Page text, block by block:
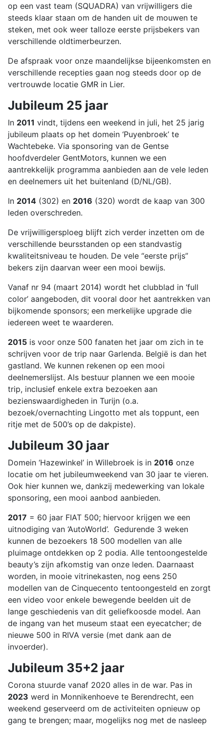
op een vast team (SQUADRA) van vrijwilligers die
steeds klaar staan om de handen uit de mouwen te
steken, met ook weer talloze eerste prijsbekers van
verschillende oldtimerbeurzen.
De afspraak voor onze maandelijkse bijeenkomsten en
verschillende recepties gaan nog steeds door op de
vertrouwde locatie GMR in Lier.
Jubileum 25 jaar
In 2011 vindt, tijdens een weekend in juli, het 25 jarig
jubileum plaats op het domein ‘Puyenbroek’ te
Wachtebeke. Via sponsoring van de Gentse
hoofdverdeler GentMotors, kunnen we een
aantrekkelijk programma aanbieden aan de vele leden
en deelnemers uit het buitenland (D/NL/GB).
In 2014 (302) en 2016 (320) wordt de kaap van 300
leden overschreden.
De vrijwilligersploeg blijft zich verder inzetten om de
verschillende beursstanden op een standvastig
kwaliteitsniveau te houden. De vele “eerste prijs”
bekers zijn daarvan weer een mooi bewijs.
Vanaf nr 94 (maart 2014) wordt het clubblad in ‘full
color’ aangeboden, dit vooral door het aantrekken van
bijkomende sponsors; een merkelijke upgrade die
iedereen weet te waarderen.
2015 is voor onze 500 fanaten het jaar om zich in te
schrijven voor de trip naar Garlenda. België is dan het
gastland. We kunnen rekenen op een mooi
deelnemerslijst. Als bestuur plannen we een mooie
trip, inclusief enkele extra bezoeken aan
bezienswaardigheden in Turijn (o.a.
bezoek/overnachting Lingotto met als toppunt, een
ritje met de 500’s op de dakpiste).
Jubileum 30 jaar
Domein ‘Hazewinkel’ in Willebroek is in 2016 onze
locatie om het jubileumweekend van 30 jaar te vieren.
Ook hier kunnen we, dankzij medewerking van lokale
sponsoring, een mooi aanbod aanbieden.
2017 = 60 jaar FIAT 500; hiervoor krijgen we een
uitnodiging van ‘AutoWorld’. Gedurende 3 weken
kunnen de bezoekers 18 500 modellen van alle
pluimage ontdekken op 2 podia. Alle tentoongestelde
beauty’s zijn afkomstig van onze leden. Daarnaast
worden, in mooie vitrinekasten, nog eens 250
modellen van de Cinquecento tentoongesteld en zorgt
een video voor enkele bewegende beelden uit de
lange geschiedenis van dit geliefkoosde model. Aan
de ingang van het museum staat een eyecatcher; de
nieuwe 500 in RIVA versie (met dank aan de
invoerder).
Jubileum 35+2 jaar
Corona stuurde vanaf 2020 alles in de war. Pas in
2023 werd in Monnikenhoeve te Berendrecht, een
weekend geserveerd om de activiteiten opnieuw op
gang te brengen; maar, mogelijks nog met de nasleep